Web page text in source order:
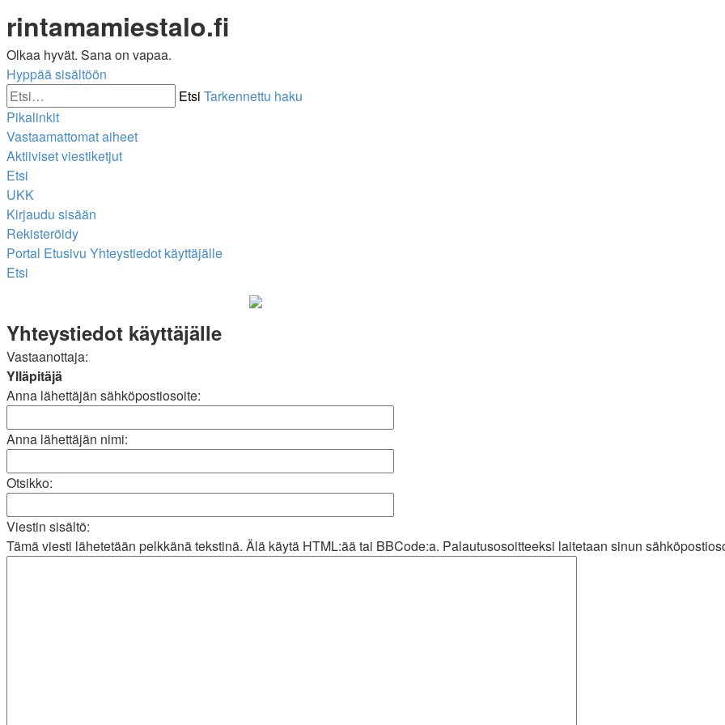
rintamamiestalo.fi
Olkaa hyvät. Sana on vapaa.
Hyppää sisältöön
Etsi Tarkennettu haku
Pikalinkit
Vastaamattomat aiheet
Aktiiviset viestiketjut
Etsi
UKK
Kirjaudu sisään
Rekisteröidy
Portal Etusivu Yhteystiedot käyttäjälle
Etsi
Yhteystiedot käyttäjälle
Vastaanottaja:
Ylläpitäjä
Anna lähettäjän sähköpostiosoite:
Anna lähettäjän nimi:
Otsikko:
Viestin sisältö:
Tämä viesti lähetetään pelkkänä tekstinä. Älä käytä HTML:ää tai BBCode:a. Palautusosoitteeksi laitetaan sinun